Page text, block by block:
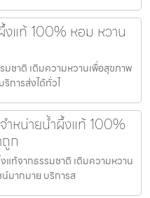
งแท้ 100% หอม หวาน
ชาติ เติมความหวานเพื่อสุขภาพ
การส่งได้ทั่วไ
ำหน่ายน้ำผึ้งแท้ 100%
ก
ท้จากธรรมชาติ เติมความหวาน
มากมาย บริการส